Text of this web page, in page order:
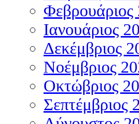
Φεβρουάριος
Ιανουάριος
Δεκέμβριος
Νοέμβριος
Οκτώβριος
Σεπτέμβριος